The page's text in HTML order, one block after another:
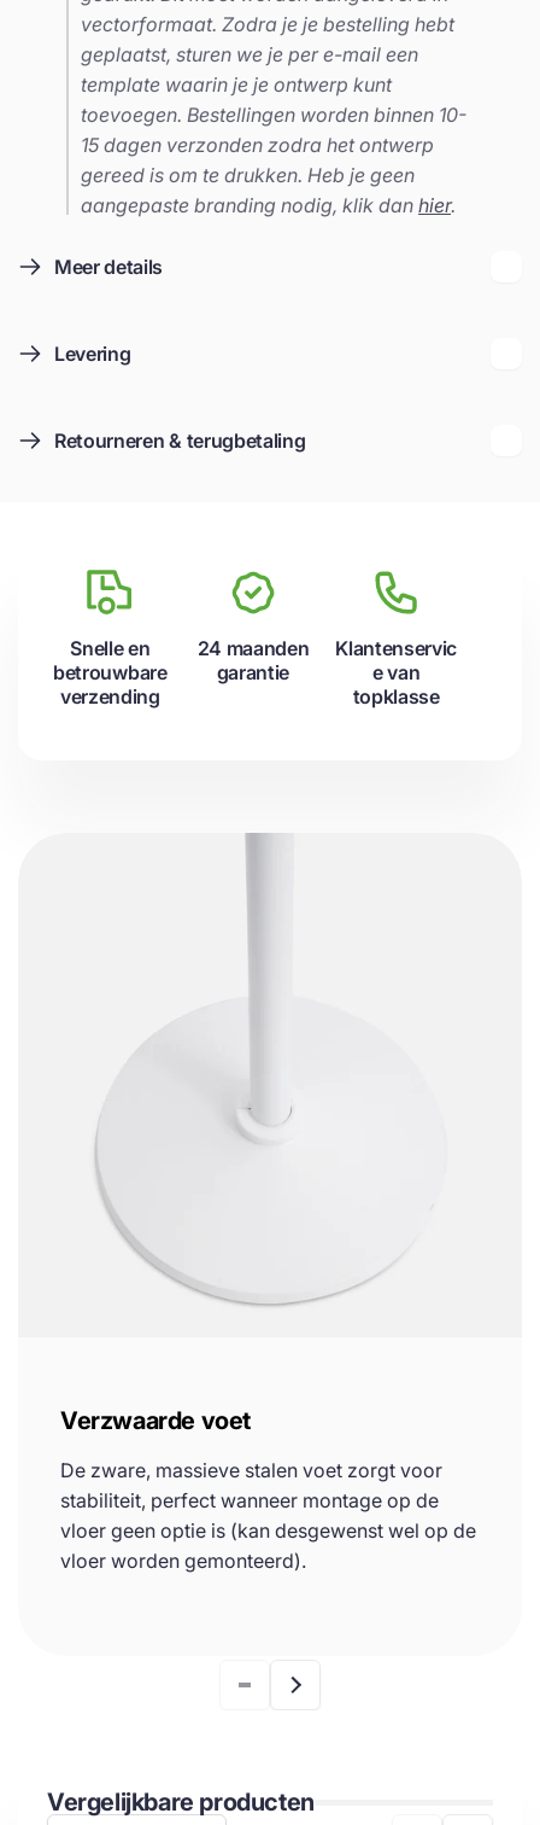
vectorformaat. Zodra je je bestelling hebt
geplaatst, sturen we je per e-mail een
template waarin je je ontwerp kunt
toevoegen. Bestellingen worden binnen 10-
15 dagen verzonden zodra het ontwerp
gereed is om te drukken. Heb je geen
aangepaste branding nodig, klik dan hier.
Meer details
Levering
Retourneren & terugbetaling
Snelle en
betrouwbare
verzending
24 maanden
garantie
Klantenservic
e van
topklasse
Verzwaarde voet
De zware, massieve stalen voet zorgt voor
stabiliteit, perfect wanneer montage op de
vloer geen optie is (kan desgewenst wel op de
vloer worden gemonteerd).
Vergelijkbare producten